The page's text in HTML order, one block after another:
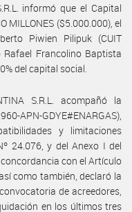
informó que el Capital
MILLONES ($5.000.000), el
Piwien Pilipuk (CUIT
Francolino Baptista
del capital social.
S.R.L. acompañó la
APN-GDYE#ENARGAS),
y limitaciones
24.076, y del Anexo I del
con el Artículo
como también, declaró la
de acreedores,
en los últimos tres